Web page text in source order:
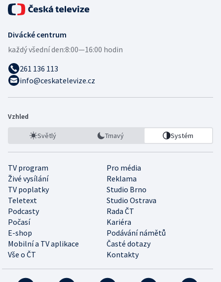
Divácké centrum
každý všední den:8:00—16:00 hodin
261 136 113
info@ceskatelevize.cz
Vzhled
Světlý Tmavý Systém
TV program
Pro média
Živé vysílání
Reklama
TV poplatky
Studio Brno
Teletext
Studio Ostrava
Podcasty
Rada ČT
Počasí
Kariéra
E-shop
Podávání námětů
Mobilní a TV aplikace
Časté dotazy
Vše o ČT
Kontakty